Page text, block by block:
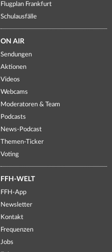
Flugplan Frankfurt
Schulausfälle
ON AIR
Sendungen
Aktionen
Videos
Webcams
Moderatoren & Team
Podcasts
News-Podcast
Themen-Ticker
Voting
FFH-WELT
FFH-App
Newsletter
Kontakt
Frequenzen
Jobs